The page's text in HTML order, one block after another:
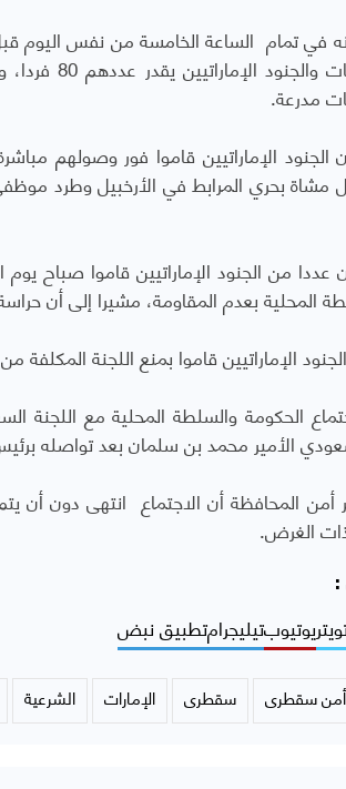
في تمام الساعة الخامسة من نفس اليوم قبل
من
مدرعة.
الإماراتيين قاموا فور وصولهم
مشاة بحري المرابط في الأرخبيل وطرد
من الجنود الإماراتيين قاموا صباح يوم
المحلية بعدم المقاومة، مشيرا إلى أن
الجنود الإماراتيين قاموا بمنع اللجنة
الحكومة والسلطة المحلية مع اللجنة
الأمير محمد بن سلمان بعد تواصله
أمن المحافظة أن الاجتماع انتهى دون أن
الغرض.
:
يوتيوبتيليجرامتطبيق نبض
أمن سقطرى سقطرى الإمارات الشرعية